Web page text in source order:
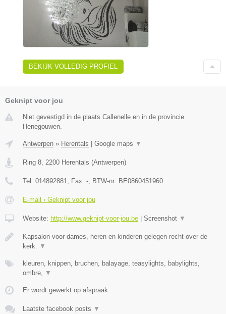
BEKIJK VOLLEDIG PROFIEL
Geknipt voor jou
Niet gevestigd in de plaats Callenelle en in de provincie
Henegouwen.
Antwerpen » Herentals | Google maps ▼
Ring 8 2200 Herentals (Antwerpen)
Tel: 014892881 , Fax: - , BTW-nr: BE0860451960
E-mail › Geknipt voor jou
Website: http://www.geknipt-voor-jou.be | Screenshot ▼
Kapsalon voor dames, heren en kinderen gelegen recht over de
kerk.
▼
kleuren, knippen, bruchen, balayage, teasylights, babylights,
ombre,
▼
Er wordt gewerkt op afspraak.
Laatste facebook posts ▼